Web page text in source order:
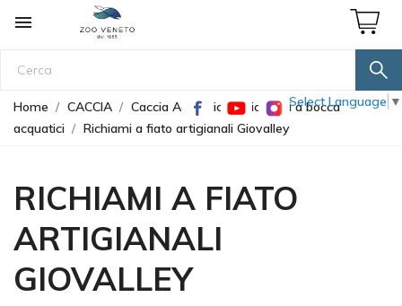
Select Language ▼

Home CACCIA Caccia Acquatici
Richiami a bocca
acquatici
Richiami a fiato artigianali Giovalley
RICHIAMI A FIATO
ARTIGIANALI
GIOVALLEY